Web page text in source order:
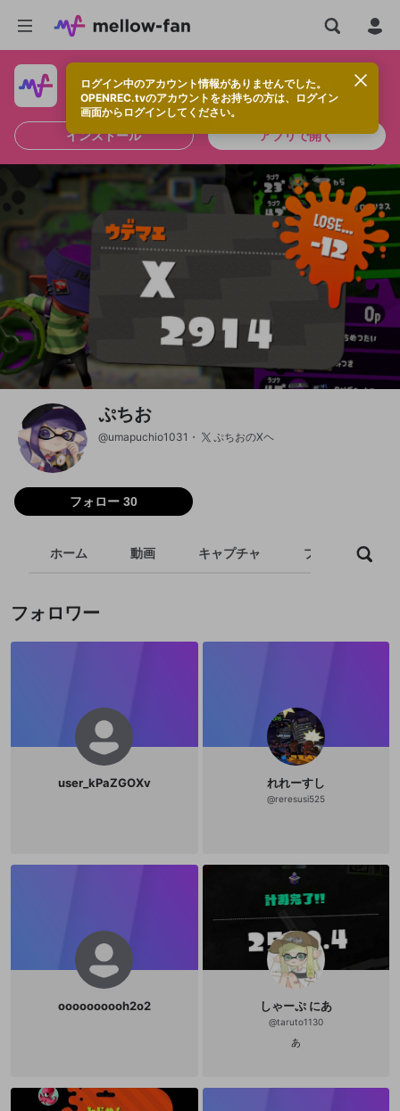
ログイン中のアカウント情報がありませんでした。
OPENREC.tvのアカウントをお持ちの方は、ログイン
画面からログインしてください。
快適に視聴するなら、アプリをインストールしよう！
インストール アプリで開く
ぷちお
@umapuchio1031 ぷちおのXヘ
フォロー 30
ホーム 動画 キャプチャ プレイリスト
フォロワー
user_kPaZGOXv れれーすし
@reresusi525
oooooooooh2o2 しゃーぷ にあ
@taruto1130
あ